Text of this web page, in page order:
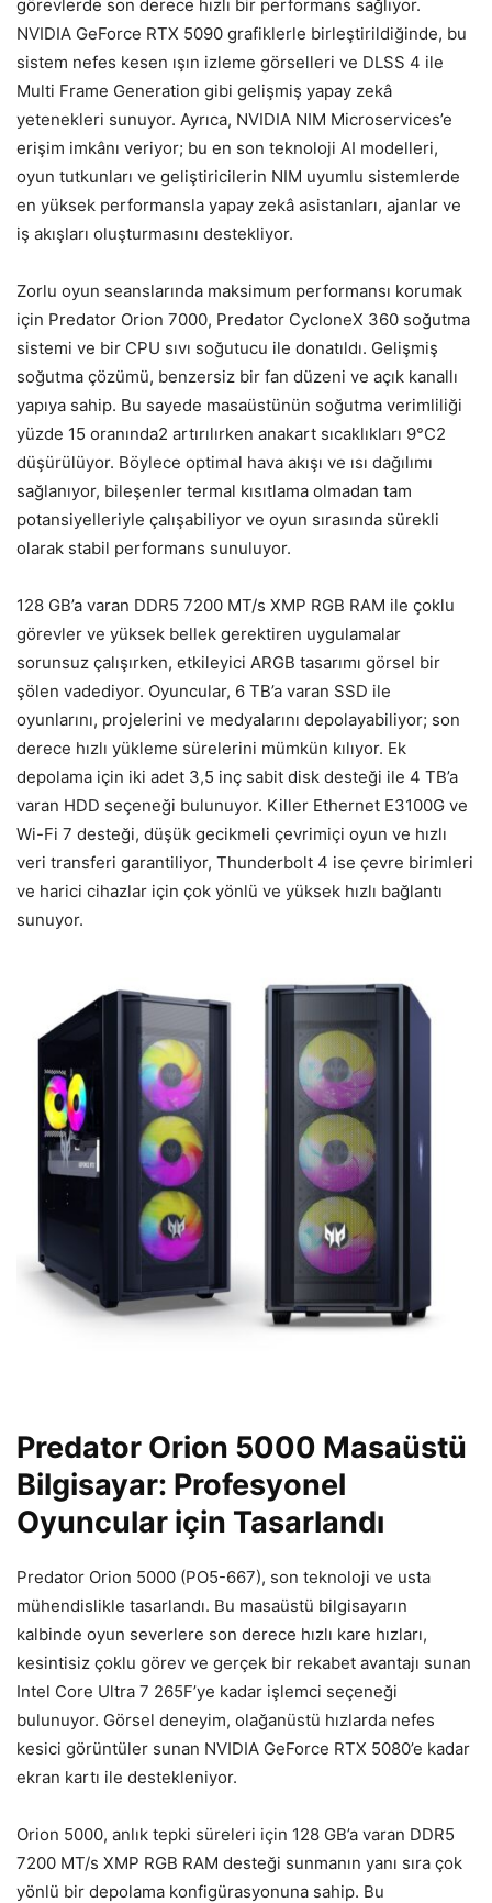
görevlerde son derece hızlı bir performans sağlıyor.
NVIDIA GeForce RTX 5090 grafiklerle birleştirildiğinde, bu
sistem nefes kesen ışın izleme görselleri ve DLSS 4 ile
Multi Frame Generation gibi gelişmiş yapay zekâ
yetenekleri sunuyor. Ayrıca, NVIDIA NIM Microservices’e
erişim imkânı veriyor; bu en son teknoloji AI modelleri,
oyun tutkunları ve geliştiricilerin NIM uyumlu sistemlerde
en yüksek performansla yapay zekâ asistanları, ajanlar ve
iş akışları oluşturmasını destekliyor.
Zorlu oyun seanslarında maksimum performansı korumak
için Predator Orion 7000, Predator CycloneX 360 soğutma
sistemi ve bir CPU sıvı soğutucu ile donatıldı. Gelişmiş
soğutma çözümü, benzersiz bir fan düzeni ve açık kanallı
yapıya sahip. Bu sayede masaüstünün soğutma verimliliği
yüzde 15 oranında2 artırılırken anakart sıcaklıkları 9°C2
düşürülüyor. Böylece optimal hava akışı ve ısı dağılımı
sağlanıyor, bileşenler termal kısıtlama olmadan tam
potansiyelleriyle çalışabiliyor ve oyun sırasında sürekli
olarak stabil performans sunuluyor.
128 GB’a varan DDR5 7200 MT/s XMP RGB RAM ile çoklu
görevler ve yüksek bellek gerektiren uygulamalar
sorunsuz çalışırken, etkileyici ARGB tasarımı görsel bir
şölen vadediyor. Oyuncular, 6 TB’a varan SSD ile
oyunlarını, projelerini ve medyalarını depolayabiliyor; son
derece hızlı yükleme sürelerini mümkün kılıyor. Ek
depolama için iki adet 3,5 inç sabit disk desteği ile 4 TB’a
varan HDD seçeneği bulunuyor. Killer Ethernet E3100G ve
Wi-Fi 7 desteği, düşük gecikmeli çevrimiçi oyun ve hızlı
veri transferi garantiliyor, Thunderbolt 4 ise çevre birimleri
ve harici cihazlar için çok yönlü ve yüksek hızlı bağlantı
sunuyor.
Predator Orion 5000 Masaüstü
Bilgisayar: Profesyonel
Oyuncular için Tasarlandı
Predator Orion 5000 (PO5-667), son teknoloji ve usta
mühendislikle tasarlandı. Bu masaüstü bilgisayarın
kalbinde oyun severlere son derece hızlı kare hızları,
kesintisiz çoklu görev ve gerçek bir rekabet avantajı sunan
Intel Core Ultra 7 265F’ye kadar işlemci seçeneği
bulunuyor. Görsel deneyim, olağanüstü hızlarda nefes
kesici görüntüler sunan NVIDIA GeForce RTX 5080’e kadar
ekran kartı ile destekleniyor.
Orion 5000, anlık tepki süreleri için 128 GB’a varan DDR5
7200 MT/s XMP RGB RAM desteği sunmanın yanı sıra çok
yönlü bir depolama konfigürasyonuna sahip. Bu